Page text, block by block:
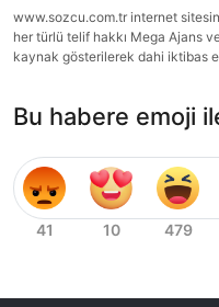
www.sozcu.com.tr internet
her türlü telif hakkı Mega Ajans
kaynak gösterilerek dahi iktibas
Bu habere emoji